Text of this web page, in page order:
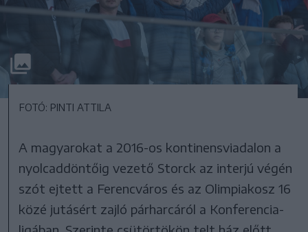
FOTÓ: PINTI ATTILA
A magyarokat a 2016-os kontinensviadalon a
nyolcaddöntőig vezető Storck az interjú végén
szót ejtett a Ferencváros és az Olimpiakosz 16
közé jutásért zajló párharcáról a Konferencia-